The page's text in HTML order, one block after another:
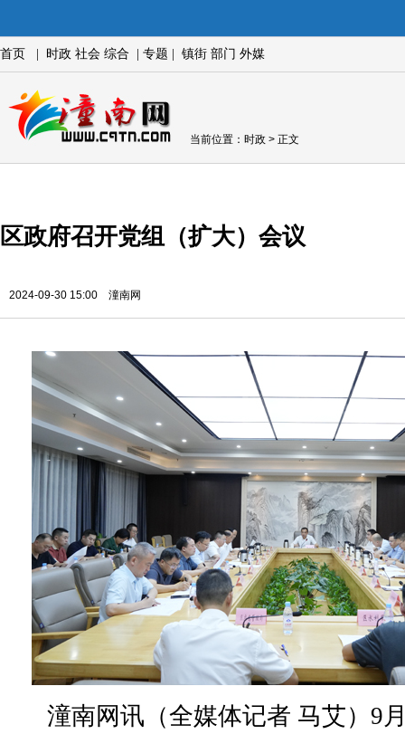
首页 时政 社会 综合 专题 镇街 部门 外媒
当前位置： 时政 > 正文
区政府召开党组（扩大）会议
2024-09-30 15:00 潼南网
潼南网讯（全媒体记者 马艾）9